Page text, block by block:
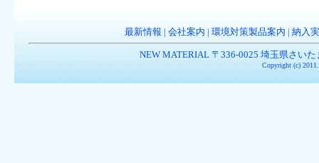
最新情報 会社案内 環境対策製品案内 納入
NEW MATERIAL 〒336-0025 埼玉県さい
Copyright (c)